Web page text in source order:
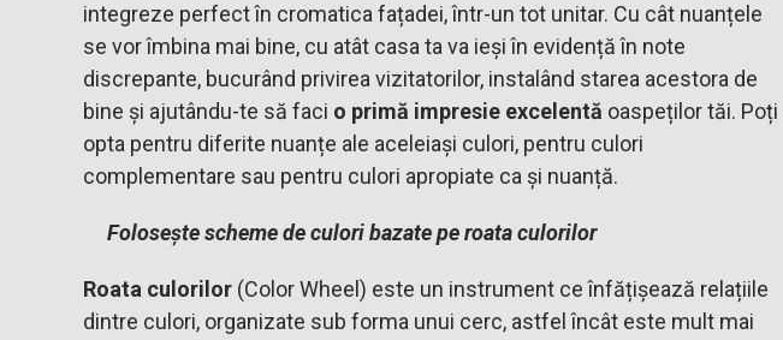
integreze perfect în cromatica fațadei, într-un tot unitar. Cu cât nuanțele
se vor îmbina mai bine, cu atât casa ta va ieși în evidență în note
discrepante, bucurând privirea vizitatorilor, instalând starea acestora de
bine și ajutându-te să faci o primă impresie excelentă oaspeților tăi. Poți
opta pentru diferite nuanțe ale aceleiași culori, pentru culori
complementare sau pentru culori apropiate ca și nuanță.
Folosește scheme de culori bazate pe roata culorilor
Roata culorilor(Color Wheel) este un instrument ce înfățișează relațiile
dintre culori, organizate sub forma unui cerc, astfel încât este mult mai